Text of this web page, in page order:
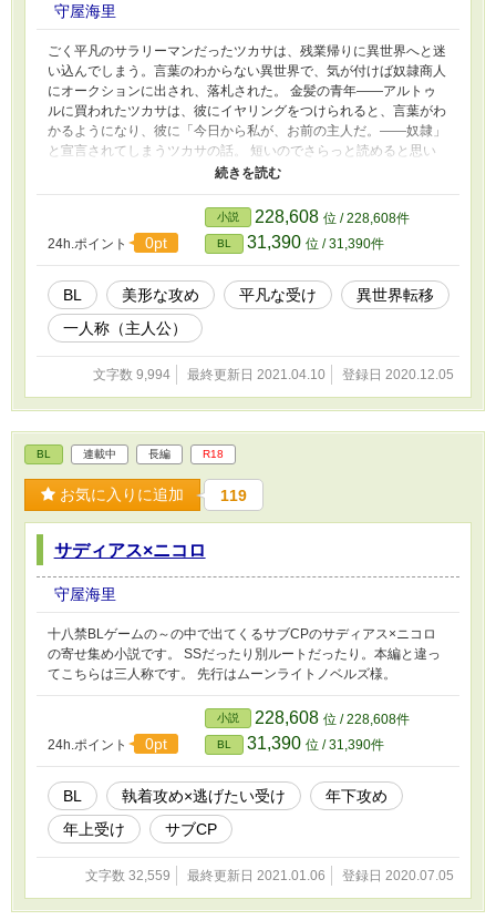
守屋海里
ごく平凡のサラリーマンだったツカサは、残業帰りに異世界へと迷
い込んでしまう。言葉のわからない異世界で、気が付けば奴隷商人
にオークションに出され、落札された。 金髪の青年――アルトゥ
ルに買われたツカサは、彼にイヤリングをつけられると、言葉がわ
かるようになり、彼に「今日から私が、お前の主人だ。――奴隷」
と宣言されてしまうツカサの話。 短いのでさらっと読めると思い
ます。 攻め視点（三人称）追加しました。 ※ムーンライトノベル
ズ様にも投稿しています。
24h.ポイント 0pt
小説 228,608 位 / 228,608件
BL 31,390 位 / 31,390件
BL 美形な攻め 平凡な受け
異世界転移
一人称（主人公）
文字数 9,994 最終更新日 2021.04.10 登録日 2020.12.05
BL 連載中 長編 R18
お気に入りに追加 119
サディアス×ニコロ
守屋海里
十八禁BLゲームの～の中で出てくるサブCPのサディアス×ニコロ
の寄せ集め小説です。 SSだったり別ルートだったり。本編と違っ
てこちらは三人称です。 先行はムーンライトノベルズ様。
24h.ポイント 0pt
小説 228,608 位 / 228,608件
BL 31,390 位 / 31,390件
BL 執着攻め×逃げたい受け
年下攻め
年上受け
サブCP
文字数 32,559 最終更新日 2021.01.06 登録日 2020.07.05